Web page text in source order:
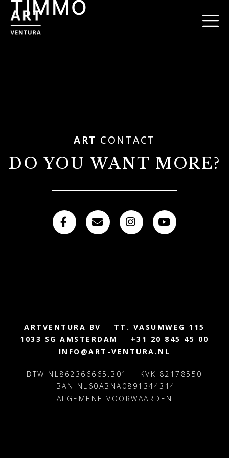
TIMMO
ART CONTACT
DO YOU WANT MORE?
ARTVENTURA BV
TT. VASUMWEG 115
1033 SG AMSTERDAM
+31 20 845 45 00
INFO@ART-VENTURA.NL
BTW NL862366665.B01
KVK 82178550
IBAN NL60ABNA0891344314
ALGEMENE VOORWAARDEN